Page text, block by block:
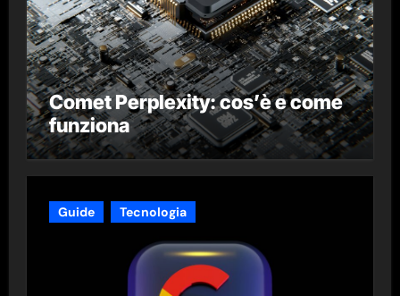
Comet Perplexity: cos’è e come
funziona
Guide Tecnologia